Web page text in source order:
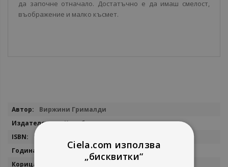
да започне отначало. Достатъчно е да имаш смелост,
въображение и малко късмет.
Повече
Виржини Грималди
Колибри
9786190201366
2017
Ciela.com използва
„бисквитки“